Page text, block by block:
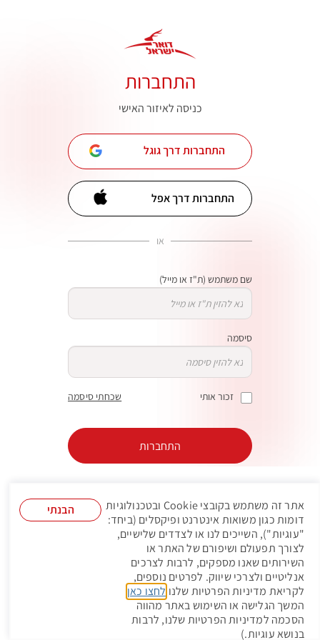
התחברות
כניסה לאיזור האישי
התחברות דרך גוגל
התחברות דרך אפל
או
שם משתמש (ת"ז או מייל)
סיסמה
זכור אותי שכחתי סיסמה
התחברות
כניסה באמצעות קוד חד פעמי לנייד
עדיין לא רשומים? הרשמה
אתר זה משתמש בקובצי Cookie ובטכנולוגיות
דומות כגון משואות אינטרנט ופיקסלים (ביחד:
"עוגיות"), השייכים לנו או לצדדים שלישיים,
לצורך תפעולם ושיפורם של האתר או
השירותים שאנו מספקים, לרבות לצרכים
אנליטיים ולצרכי שיווק. לפרטים נוספים,
לקריאת מדיניות הפרטיות שלנו לחצו כאן
המשך הגלישה או השימוש באתר מהווה
הסכמה למדיניות הפרטיות שלנו, לרבות
בנושא עוגיות.)
הבנתי